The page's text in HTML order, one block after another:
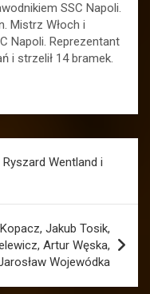
SSC Napoli.
Mistrz Włoch i
Napoli. Reprezentant
i strzelił 14 bramek.
Wentland i
Jakub Tosik,
Artur Węska,
Wojewódka